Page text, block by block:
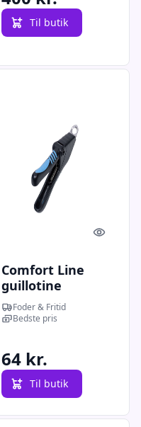
Til butik
Quick
Comfort Line
guillotine
negleklipper
Foder & Fritid
Bedste pris
64 kr.
Til butik